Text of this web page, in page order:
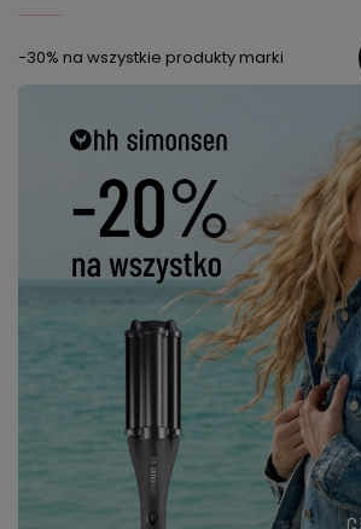
-30% na wszystkie produkty marki